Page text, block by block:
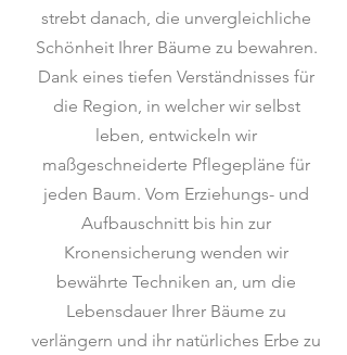
strebt danach, die unvergleichliche
Schönheit Ihrer Bäume zu bewahren.
Dank eines tiefen Verständnisses für
die Region, in welcher wir selbst
leben, entwickeln wir
maßgeschneiderte Pflegepläne für
jeden Baum. Vom Erziehungs- und
Aufbauschnitt bis hin zur
Kronensicherung wenden wir
bewährte Techniken an, um die
Lebensdauer Ihrer Bäume zu
verlängern und ihr natürliches Erbe zu